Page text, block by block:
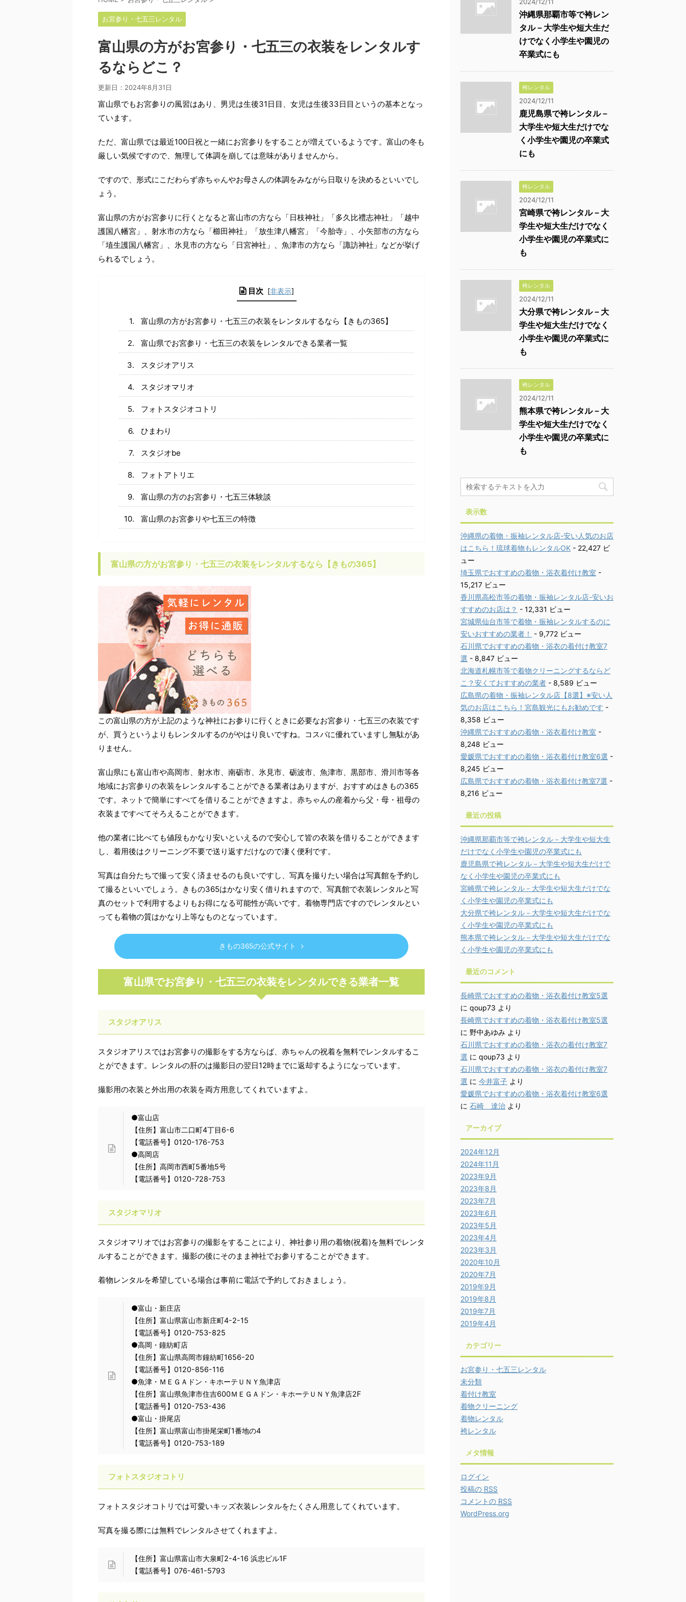
お宮参り・七五三レンタル
富山県の方がお宮参り・七五三の衣装をレンタルす
るならどこ？
更新日： 2024年8月31日
富山県でもお宮参りの風習はあり、男児は生後31日目、女児は生後33日目というの基本となっ
ています。
ただ、富山県では最近100日祝と一緒にお宮参りをすることが増えているようです。富山の冬も
厳しい気候ですので、無理して体調を崩しては意味がありませんから。
ですので、形式にこだわらず赤ちゃんやお母さんの体調をみながら日取りを決めるといいでし
ょう。
富山県の方がお宮参りに行くとなると富山市の方なら「日枝神社」「多久比禮志神社」「越中
護国八幡宮」、射水市の方なら「櫛田神社」「放生津八幡宮」「今胎寺」、小矢部市の方なら
「埴生護国八幡宮」、氷見市の方なら「日宮神社」、魚津市の方なら「諏訪神社」などが挙げ
られるでしょう。
目次 [非表示]
富山県の方がお宮参り・七五三の衣装をレンタルするなら【きもの365】
富山県でお宮参り・七五三の衣装をレンタルできる業者一覧
スタジオアリス
スタジオマリオ
フォトスタジオコトリ
ひまわり
スタジオbe
フォトアトリエ
富山県の方のお宮参り・七五三体験談
富山県のお宮参りや七五三の特徴
富山県の方がお宮参り・七五三の衣装をレンタルするなら【きもの365】
この富山県の方が上記のような神社にお参りに行くときに必要なお宮参り・七五三の衣装です
が、買うというよりもレンタルするのがやはり良いですね。コスパに優れていますし無駄があ
りません。
富山県にも富山市や高岡市、射水市、南砺市、氷見市、砺波市、魚津市、黒部市、滑川市等各
地域にお宮参りの衣装をレンタルすることができる業者はありますが、おすすめはきもの365
です。ネットで簡単にすべてを借りることができますよ。赤ちゃんの産着から父・母・祖母の
衣装まですべてそろえることができます。
他の業者に比べても値段もかなり安いといえるので安心して皆の衣装を借りることができます
し、着用後はクリーニング不要で送り返すだけなので凄く便利です。
写真は自分たちで撮って安く済ませるのも良いですし、写真を撮りたい場合は写真館を予約し
て撮るといいでしょう。きもの365はかなり安く借りれますので、写真館で衣装レンタルと写
真のセットで利用するよりもお得になる可能性が高いです。着物専門店ですのでレンタルとい
っても着物の質はかなり上等なものとなっています。
きもの365の公式サイト
富山県でお宮参り・七五三の衣装をレンタルできる業者一覧
スタジオアリス
スタジオアリスではお宮参りの撮影をする方ならば、赤ちゃんの祝着を無料でレンタルするこ
とができます。レンタルの肝のは撮影日の翌日12時までに返却するようになっています。
撮影用の衣装と外出用の衣装を両方用意してくれていますよ。
●富山店
【住所】富山市二口町4丁目6-6
【電話番号】0120-176-753
●高岡店
【住所】高岡市西町5番地5号
【電話番号】0120-728-753
スタジオマリオ
スタジオマリオではお宮参りの撮影をすることにより、神社参り用の着物(祝着)を無料でレンタ
ルすることができます。撮影の後にそのまま神社でお参りすることができます。
着物レンタルを希望している場合は事前に電話で予約しておきましょう。
●富山・新庄店
【住所】富山県富山市新庄町4-2-15
【電話番号】0120-753-825
●高岡・鐘紡町店
【住所】富山県高岡市鐘紡町1656-20
【電話番号】0120-856-116
●魚津・ＭＥＧＡドン・キホーテＵＮＹ魚津店
【住所】富山県魚津市住吉600ＭＥＧＡドン・キホーテＵＮＹ魚津店2F
【電話番号】0120-753-436
●富山・掛尾店
【住所】富山県富山市掛尾栄町1番地の4
【電話番号】0120-753-189
フォトスタジオコトリ
フォトスタジオコトリでは可愛いキッズ衣装レンタルをたくさん用意してくれています。
写真を撮る際には無料でレンタルさせてくれますよ。
【住所】富山県富山市大泉町2-4-16 浜忠ビル1F
【電話番号】076-461-5793
沖縄県那覇市等で袴レン
タル－大学生や短大生だ
けでなく小学生や園児の
卒業式にも
袴レンタル
2024/12/11
鹿児島県で袴レンタル－
大学生や短大生だけでな
く小学生や園児の卒業式
にも
袴レンタル
2024/12/11
宮崎県で袴レンタル－大
学生や短大生だけでなく
小学生や園児の卒業式に
も
袴レンタル
2024/12/11
大分県で袴レンタル－大
学生や短大生だけでなく
小学生や園児の卒業式に
も
袴レンタル
2024/12/11
熊本県で袴レンタル－大
学生や短大生だけでなく
小学生や園児の卒業式に
も
表示数
沖縄県の着物・振袖レンタル店-安い人気のお店
はこちら！琉球着物もレンタルOK - 22,427 ビ
ュー
埼玉県でおすすめの着物・浴衣着付け教室 -
15,217 ビュー
香川県高松市等の着物・振袖レンタル店-安いお
すすめのお店は？ - 12,331 ビュー
宮城県仙台市等で着物・振袖レンタルするのに
安いおすすめの業者！
- 9,772 ビュー
石川県でおすすめの着物・浴衣の着付け教室7
選 - 8,847 ビュー
北海道札幌市等で着物クリーニングするならど
こ？安くておすすめの業者 - 8,589 ビュー
広島県の着物・振袖レンタル店【8選】※安い人
気のお店はこちら！宮島観光にもお勧めです -
8,358 ビュー
沖縄県でおすすめの着物・浴衣着付け教室 -
8,248 ビュー
愛媛県でおすすめの着物・浴衣着付け教室6選 -
8,245 ビュー
広島県でおすすめの着物・浴衣着付け教室7選 -
8,216 ビュー
最近の投稿
沖縄県那覇市等で袴レンタル－大学生や短大生
だけでなく小学生や園児の卒業式にも
鹿児島県で袴レンタル－大学生や短大生だけで
なく小学生や園児の卒業式にも
宮崎県で袴レンタル－大学生や短大生だけでな
く小学生や園児の卒業式にも
大分県で袴レンタル－大学生や短大生だけでな
く小学生や園児の卒業式にも
熊本県で袴レンタル－大学生や短大生だけでな
く小学生や園児の卒業式にも
最近のコメント
長崎県でおすすめの着物・浴衣着付け教室5選
に qoup73 より
長崎県でおすすめの着物・浴衣着付け教室5選
に 野中あゆみ より
石川県でおすすめの着物・浴衣の着付け教室7
選 に qoup73 より
石川県でおすすめの着物・浴衣の着付け教室7
選 に 今井富子 より
愛媛県でおすすめの着物・浴衣着付け教室6選
に 石崎 達治 より
アーカイブ
2024年12月
2024年11月
2023年9月
2023年8月
2023年7月
2023年6月
2023年5月
2023年4月
2023年3月
2020年10月
2020年7月
2019年9月
2019年8月
2019年7月
2019年4月
カテゴリー
お宮参り・七五三レンタル
未分類
着付け教室
着物クリーニング
着物レンタル
袴レンタル
メタ情報
ログイン
投稿の RSS
コメントの RSS
WordPress.org